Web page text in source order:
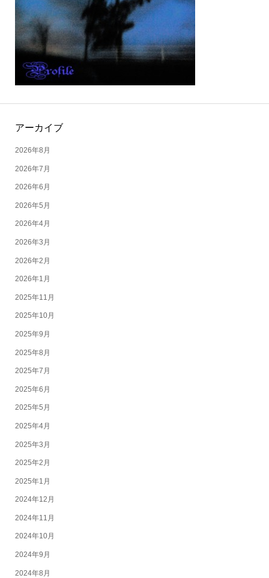
アーカイブ
2026年8月
2026年7月
2026年6月
2026年5月
2026年4月
2026年3月
2026年2月
2026年1月
2025年11月
2025年10月
2025年9月
2025年8月
2025年7月
2025年6月
2025年5月
2025年4月
2025年3月
2025年2月
2025年1月
2024年12月
2024年11月
2024年10月
2024年9月
2024年8月